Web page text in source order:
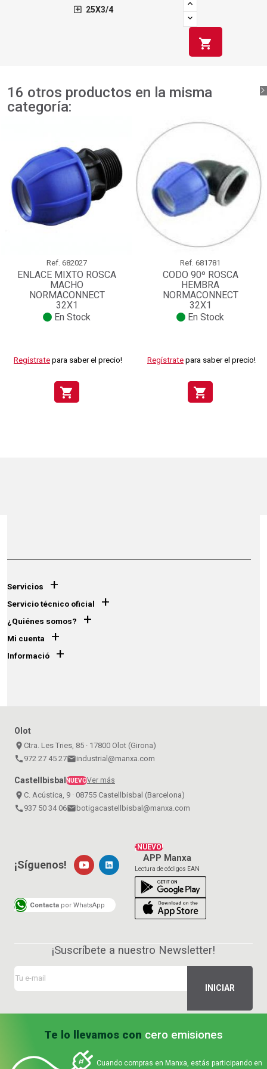
25X3/4
shopping_cart
16 otros productos en la misma
categoría:
Ref. 682027
ENLACE MIXTO ROSCA
MACHO
NORMACONNECT
32X1
En Stock
Regístrate para saber el precio!
shopping_cart
Ref. 681781
CODO 90º ROSCA
HEMBRA
NORMACONNECT
32X1
En Stock
Regístrate para saber el precio!
shopping_cart
Servicios +
Servicio técnico oficial +
¿Quiénes somos? +
Mi cuenta +
Informació +
Olot
place Ctra. Les Tries, 85 · 17800 Olot (Girona)
call 972 27 45 27emailindustrial@manxa.com
CastellbisbalNUEVOVer más
place C. Acústica, 9 · 08755 Castellbisbal (Barcelona)
call 937 50 34 06emailbotigacastellbisbal@manxa.com
¡NUEVO!
APP Manxa
Lectura de códigos EAN
¡Síguenos!
Contacta por WhatsApp
¡Suscríbete a nuestro Newsletter!
Te lo llevamos con cero emisiones
Cuando compras en Manxa, estás participando en